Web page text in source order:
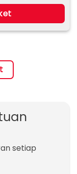
setiap